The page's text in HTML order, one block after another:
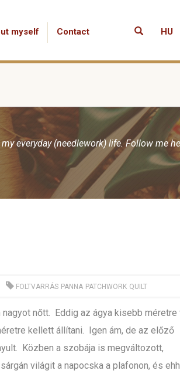
myself Contact HU
everyday (needlework) life. Follow me
FOLTVARRÁS PANNA PATCHWORK QUILT
nőtt. Eddig az ágya kisebb méretre
kellett állítani. Igen ám, de az előző
Közben a szobája is megváltozott,
világit a napocska a plafonon, és